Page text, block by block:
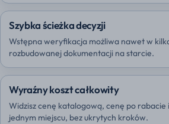
Szybka ścieżka decyzji
Wstępna weryfikacja możliwa nawet w
rozbudowanej dokumentacji na starcie.
Wyraźny koszt całkowity
Widzisz cenę katalogową, cenę po rabacie
jednym miejscu, bez ukrytych kroków.